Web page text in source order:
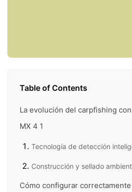
Table of Contents
La evolución del carpfishing
MX 4 1
Tecnología de detección
Construcción y sellado
Cómo configurar